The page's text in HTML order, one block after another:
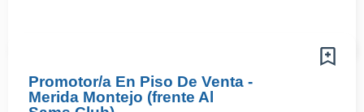
Promotor/a En Piso De Venta -
Merida Montejo (frente Al